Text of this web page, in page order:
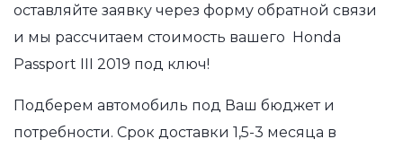
оставляйте заявку через форму обратной связи
и мы рассчитаем стоимость вашего Honda
Passport III 2019 под ключ!
Подберем автомобиль под Ваш бюджет и
потребности. Срок доставки 1,5-3 месяца в